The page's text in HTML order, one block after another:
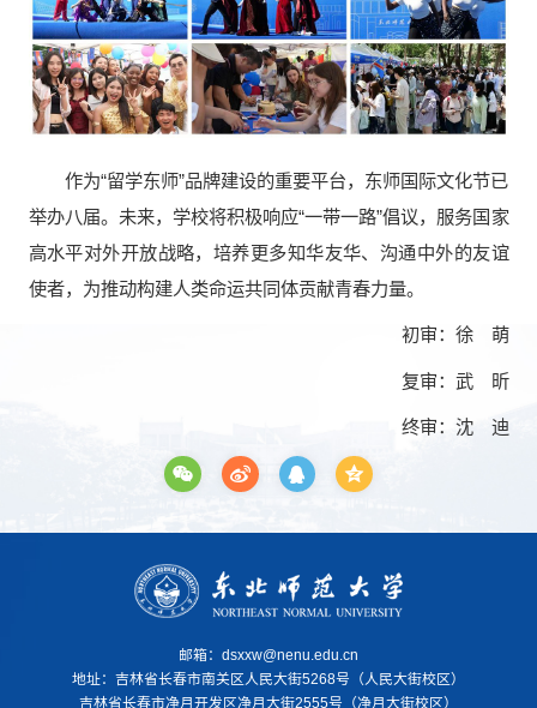
作为“留学东师”品牌建设的重要平台，东师国际文化节已
举办八届。未来，学校将积极响应“一带一路”倡议，服务国家
高水平对外开放战略，培养更多知华友华、沟通中外的友谊
使者，为推动构建人类命运共同体贡献青春力量。
初审：徐 萌
复审：武 昕
终审：沈 迪
邮箱：dsxxw@nenu.edu.cn
地址： 吉林省长春市南关区人民大街5268号（人民大街校区）
吉林省长春市净月开发区净月大街2555号（净月大街校区）